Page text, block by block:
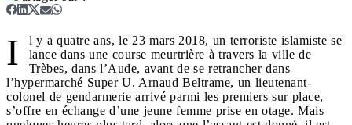
I
l y a quatre ans, le 23 mars 2018, un terroriste islamiste se
lance dans une course meurtrière à travers la ville de
Trèbes, dans l’Aude, avant de se retrancher dans
l’hypermarché Super U. Arnaud Beltrame, un lieutenant-
colonel de gendarmerie arrivé parmi les premiers sur place,
s’offre en échange d’une jeune femme prise en otage. Mais